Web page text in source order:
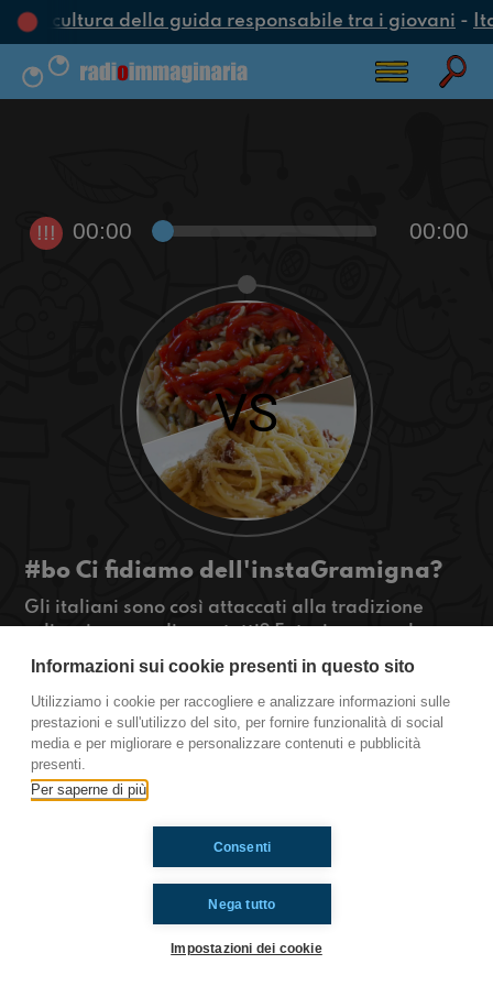
una cultura della guida responsabile tra i giovani-
!!! 00:00 00:00
#bo Ci fidiamo dell'instaGramigna?
Gli italiani sono così attaccati alla tradizione
culinaria come dicono tutti? Fateci sapere che
cosa ne pensate!
#OkkinSu www.radioimmaginaria.it
Bologna
Ti è piaciuto? Condividilo!
Informazioni sui cookie presenti in questo sito
Utilizziamo i cookie per raccogliere e analizzare informazioni sulle
prestazioni e sull'utilizzo del sito, per fornire funzionalità di social
media e per migliorare e personalizzare contenuti e pubblicità
presenti.
Per saperne di più
Nega tutto
Consenti
Impostazioni dei cookie